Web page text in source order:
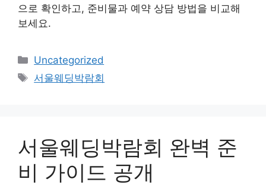
으로 확인하고, 준비물과 예약 상담 방법을 비교해
보세요.
Categories
Uncategorized
Tags
서울웨딩박람회
서울웨딩박람회 완벽 준
비 가이드 공개